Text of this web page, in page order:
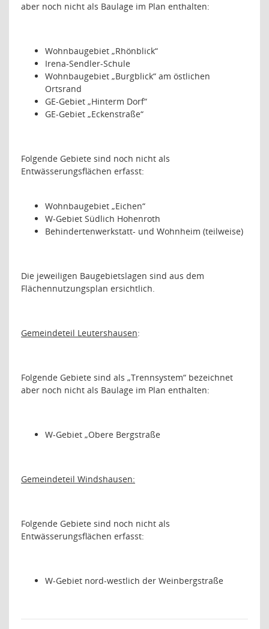
aber noch nicht als Baulage im Plan enthalten:
Wohnbaugebiet „Rhönblick“
Irena-Sendler-Schule
Wohnbaugebiet „Burgblick“ am östlichen
Ortsrand
GE-Gebiet „Hinterm Dorf“
GE-Gebiet „Eckenstraße“
Folgende Gebiete sind noch nicht als
Entwässerungsflächen erfasst:
Wohnbaugebiet „Eichen“
W-Gebiet Südlich Hohenroth
Behindertenwerkstatt- und Wohnheim (teilweise)
Die jeweiligen Baugebietslagen sind aus dem
Flächennutzungsplan ersichtlich.
Gemeindeteil Leutershausen:
Folgende Gebiete sind als „Trennsystem“ bezeichnet
aber noch nicht als Baulage im Plan enthalten:
W-Gebiet „Obere Bergstraße
Gemeindeteil Windshausen:
Folgende Gebiete sind noch nicht als
Entwässerungsflächen erfasst:
W-Gebiet nord-westlich der Weinbergstraße